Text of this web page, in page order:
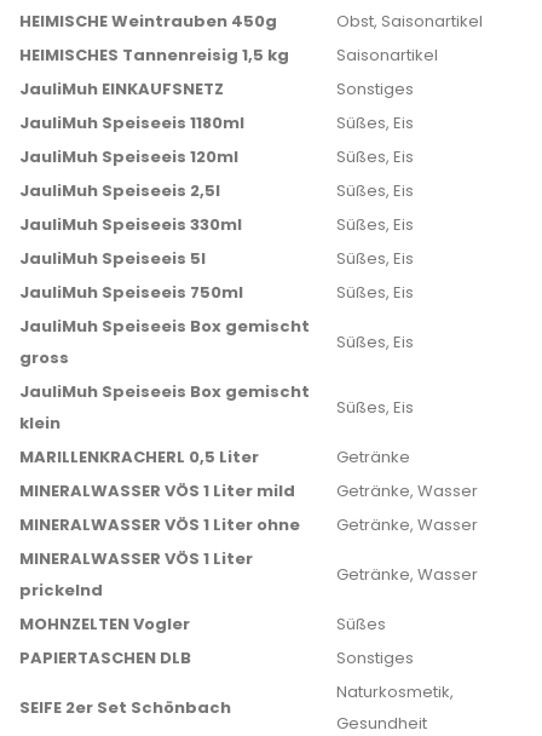
HEIMISCHE Weintrauben 450g
Obst, Saisonartikel
HEIMISCHES Tannenreisig 1,5 kg
Saisonartikel
JauliMuh EINKAUFSNETZ
Sonstiges
JauliMuh Speiseeis 1180ml
Süßes, Eis
JauliMuh Speiseeis 120ml
Süßes, Eis
JauliMuh Speiseeis 2,5l
Süßes, Eis
JauliMuh Speiseeis 330ml
Süßes, Eis
JauliMuh Speiseeis 5l
Süßes, Eis
JauliMuh Speiseeis 750ml
Süßes, Eis
JauliMuh Speiseeis Box gemischt
gross
Süßes, Eis
JauliMuh Speiseeis Box gemischt
klein
Süßes, Eis
MARILLENKRACHERL 0,5 Liter
Getränke
MINERALWASSER VÖS 1 Liter mild
Getränke, Wasser
MINERALWASSER VÖS 1 Liter ohne
Getränke, Wasser
MINERALWASSER VÖS 1 Liter
prickelnd
Getränke, Wasser
MOHNZELTEN Vogler
Süßes
PAPIERTASCHEN DLB
Sonstiges
SEIFE 2er Set Schönbach
Naturkosmetik,
Gesundheit